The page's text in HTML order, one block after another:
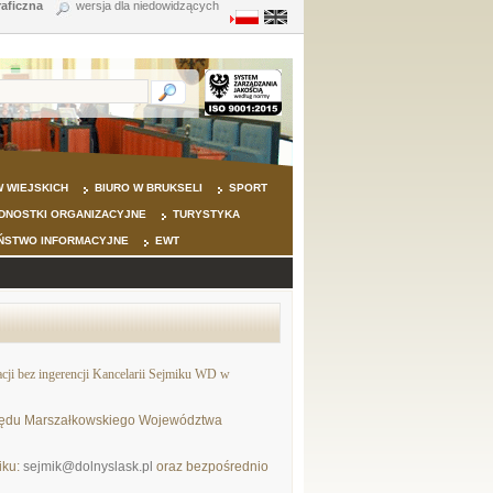
wersja dla niedowidzących
WIEJSKICH BIURO W BRUKSELI SPORT
ORGANIZACYJNE TURYSTYKA
INFORMACYJNE EWT
bez ingerencji Kancelarii Sejmiku WD w
Marszałkowskiego Województwa
sejmik@dolnyslask.pl oraz bezpośrednio